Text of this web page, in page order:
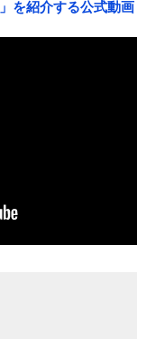
を紹介する公式動画